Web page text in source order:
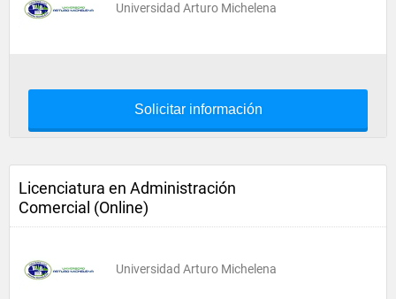
Universidad Arturo Michelena
Solicitar información
Licenciatura en Administración
Comercial (Online)
Universidad Arturo Michelena